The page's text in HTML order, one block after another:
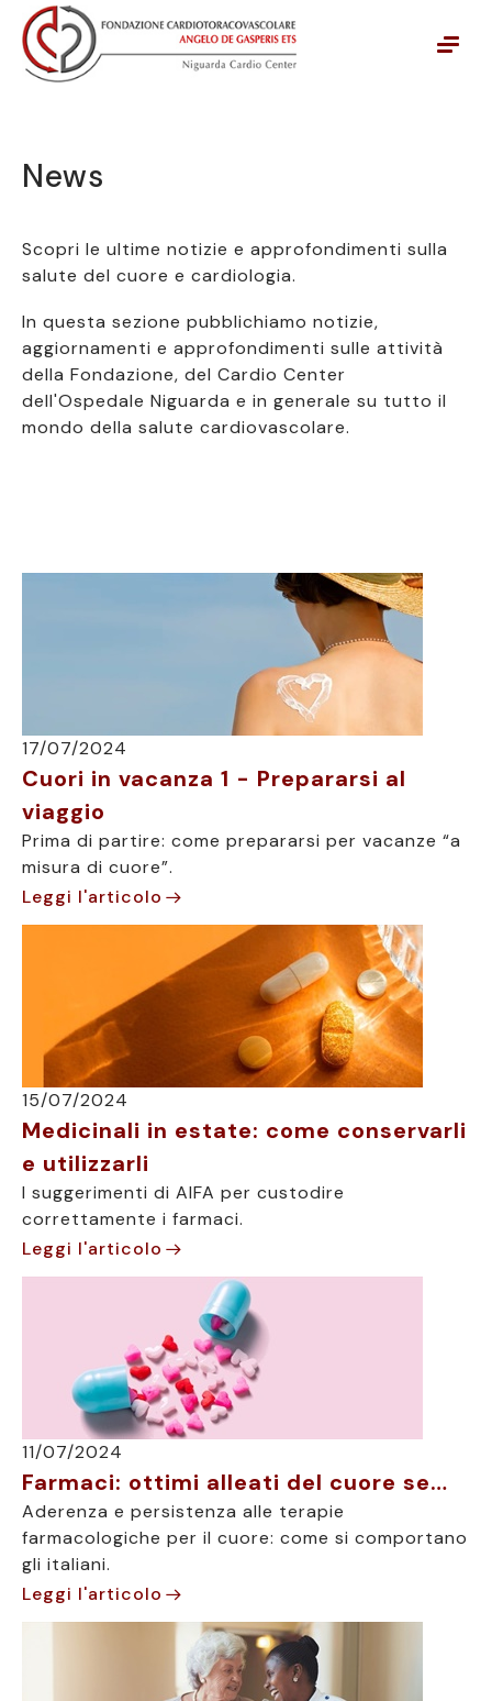
Vai alla navigazione principale
Vai al contenuto principale
News
Scopri le ultime notizie e approfondimenti sulla
salute del cuore e cardiologia.
In questa sezione pubblichiamo notizie,
aggiornamenti e approfondimenti sulle attività
della Fondazione, del Cardio Center
dell'Ospedale Niguarda e in generale su tutto il
mondo della salute cardiovascolare.
17/07/2024
Cuori in vacanza 1 - Prepararsi al
viaggio
Prima di partire: come prepararsi per vacanze “a
misura di cuore”.
Leggi l'articolo
15/07/2024
Medicinali in estate: come conservarli
e utilizzarli
I suggerimenti di AIFA per custodire
correttamente i farmaci.
Leggi l'articolo
11/07/2024
Farmaci: ottimi alleati del cuore se…
Aderenza e persistenza alle terapie
farmacologiche per il cuore: come si comportano
gli italiani.
Leggi l'articolo